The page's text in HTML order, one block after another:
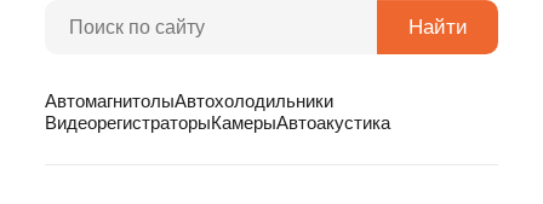
Найти
АвтомагнитолыАвтохолодильники
ВидеорегистраторыКамерыАвтоакустика